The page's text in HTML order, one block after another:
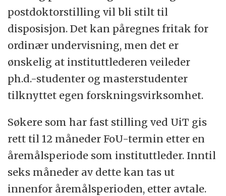
postdoktorstilling vil bli stilt til
disposisjon. Det kan påregnes fritak for
ordinær undervisning, men det er
ønskelig at instituttlederen veileder
ph.d.-studenter og masterstudenter
tilknyttet egen forskningsvirksomhet.
Søkere som har fast stilling ved UiT gis
rett til 12 måneder FoU-termin etter en
åremålsperiode som instituttleder. Inntil
seks måneder av dette kan tas ut
innenfor åremålsperioden, etter avtale.